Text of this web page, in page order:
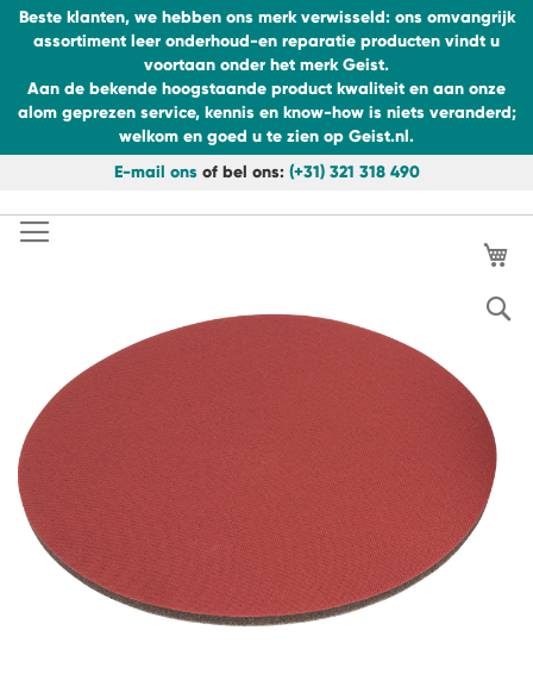
Beste klanten, we hebben ons merk verwisseld: ons omvangrijk
assortiment leer onderhoud-en reparatie producten vindt u
voortaan onder het merk Geist.
Aan de bekende hoogstaande product kwaliteit en aan onze
alom geprezen service, kennis en know-how is niets veranderd;
welkom en goed u te zien op Geist.nl.
E-mail onsof bel ons: (+31) 321 318 490
naar
de
Ga
naar
afbeeldingen-
gallerij